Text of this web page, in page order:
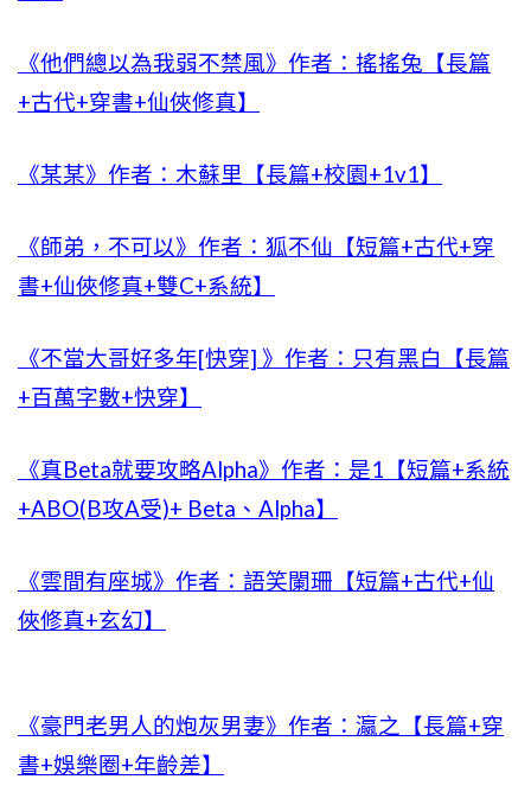
《他們總以為我弱不禁風》作者：搖搖兔【長篇
+古代+穿書+仙俠修真】
《某某》作者：木蘇里【長篇+校園+1v1】
《師弟，不可以》作者：狐不仙【短篇+古代+穿
書+仙俠修真+雙C+系統】
《不當大哥好多年[快穿] 》作者：只有黑白【長篇
+百萬字數+快穿】
《真Beta就要攻略Alpha》作者：是1【短篇+系統
+ABO(B攻A受)+ Beta、Alpha】
《雲間有座城》作者：語笑闌珊【短篇+古代+仙
俠修真+玄幻】
《豪門老男人的炮灰男妻》作者：瀛之【長篇+穿
書+娛樂圈+年齡差】